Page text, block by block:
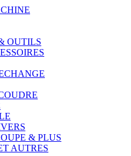
OUTILS
& PLUS
AUTRES